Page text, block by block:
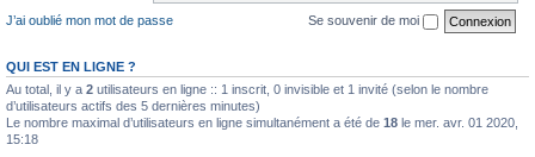
J’ai oublié mon mot de passe
Se souvenir de moi
QUI EST EN LIGNE ?
Au total, il y a 2 utilisateurs en ligne :: 1 inscrit, 0 invisible et 1 invité (selon le nombre
d’utilisateurs actifs des 5 dernières minutes)
Le nombre maximal d’utilisateurs en ligne simultanément a été de 18 le mer. avr. 01 2020,
15:18